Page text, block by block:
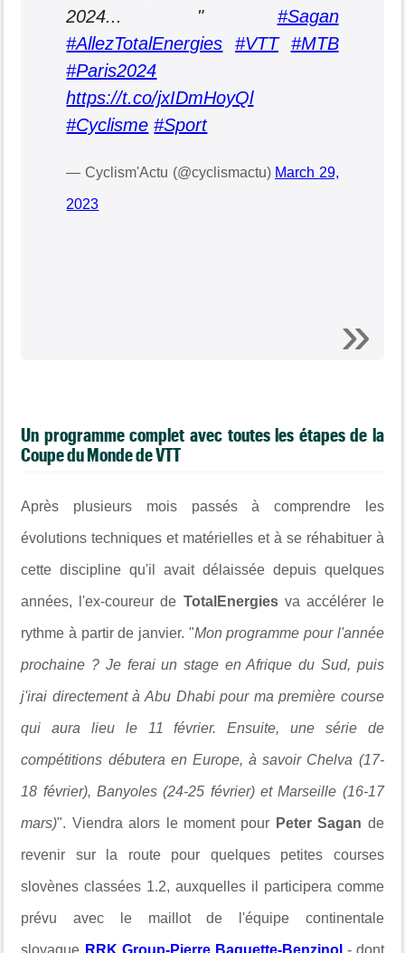
2024... " #Sagan
#AllezTotalEnergies
#VTT
#MTB
#Paris2024
https://t.co/jxIDmHoyQl
#Cyclisme #Sport
— Cyclism'Actu (@cyclismactu) March 29,
2023
Un programme complet avec toutes les étapes de la
Coupe du Monde de VTT
Après plusieurs mois passés à comprendre les
évolutions techniques et matérielles et à se réhabituer à
cette discipline qu'il avait délaissée depuis quelques
années, l'ex-coureur de TotalEnergies va accélérer le
rythme à partir de janvier. "Mon programme pour l'année
prochaine ? Je ferai un stage en Afrique du Sud, puis
j'irai directement à Abu Dhabi pour ma première course
qui aura lieu le 11 février.Ensuite, une série de
compétitions débutera en Europe, à savoir Chelva (17-
18 février), Banyoles (24-25 février) et Marseille (16-17
mars)". Viendra alors le moment pour Peter Sagan de
revenir sur la route pour quelques petites courses
slovènes classées 1.2, auxquelles il participera comme
prévu avec le maillot de l'équipe continentale
slovaque RRK Group-Pierre Baguette-Benzinol - dont